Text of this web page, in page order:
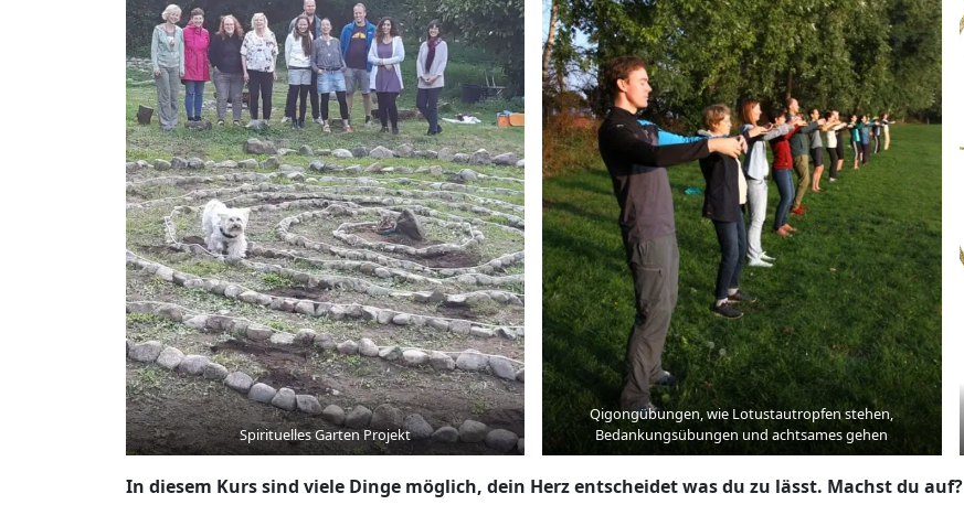
Spirituelles Garten Projekt
Qigongübungen, wie Lotustautropfen stehen,
Bedankungsübungen und achtsames gehen
In diesem Kurs sind viele Dinge möglich, dein Herz entscheidet was du zu lässt. Machst du auf?